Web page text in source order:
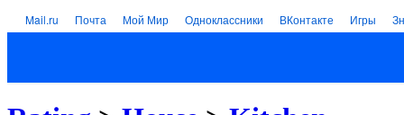
Mail.ru Почта Мой Мир Одноклассники ВКонтакте Игры